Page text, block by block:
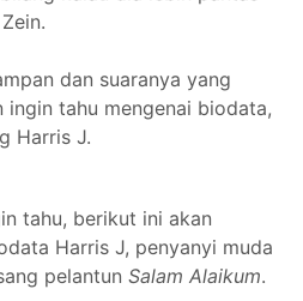
dan suaranya yang
ingin tahu mengenai biodata,
Harris J.
tahu, berikut ini akan
Harris J, penyanyi muda
pelantun Salam Alaikum.